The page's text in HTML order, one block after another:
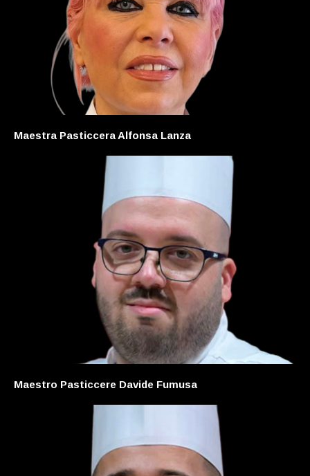
Maestra Pasticcera Alfonsa Lanza
Maestro Pasticcere Davide Fumusa